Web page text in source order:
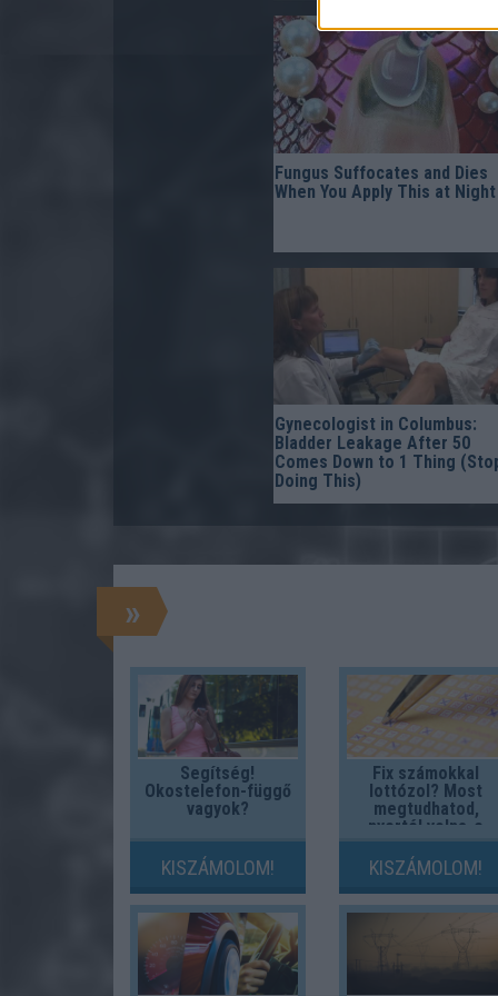
Fungus Suffocates and Dies
When You Apply This at Night
Gynecologist in Columbus:
Bladder Leakage After 50
Comes Down to 1 Thing
Doing This)
»
Segítség!
Okostelefon-függő
vagyok?
KISZÁMOLOM!
Fix számokkal
lottózol? Most
megtudhatod,
nyertél volna-e
valaha!
KISZÁMOLOM!